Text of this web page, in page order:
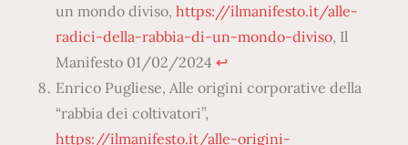
un mondo diviso,https://ilmanifesto.it/alle-
radici-della-rabbia-di-un-mondo-diviso, Il
Manifesto 01/02/2024 ↩︎
Enrico Pugliese, Alle origini corporative della
“rabbia dei coltivatori”,
https://ilmanifesto.it/alle-origini-